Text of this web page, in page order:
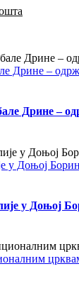
Дрине –
Дрине –
у Доњој
у Доњој